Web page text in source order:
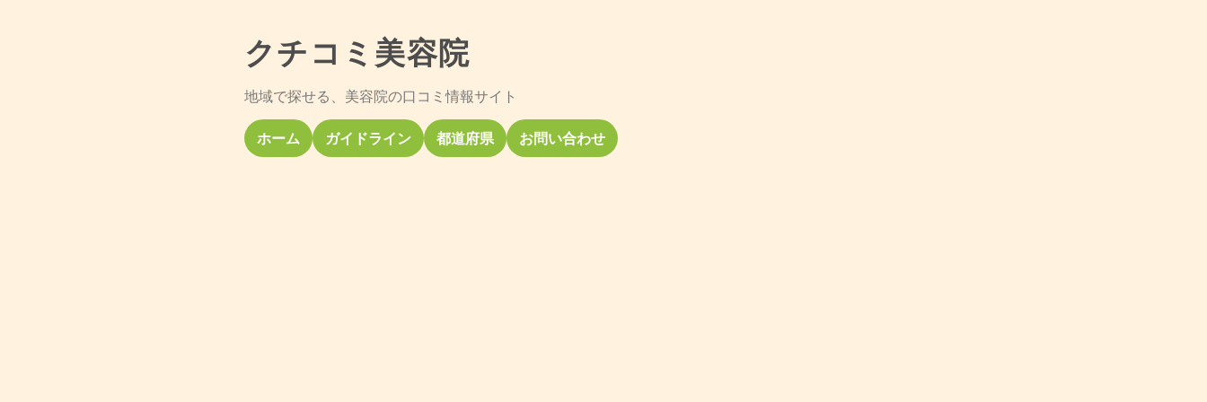
クチコミ美容院
地域で探せる、美容院の口コミ情報サイト
ホーム ガイドライン 都道府県 お問い合わせ